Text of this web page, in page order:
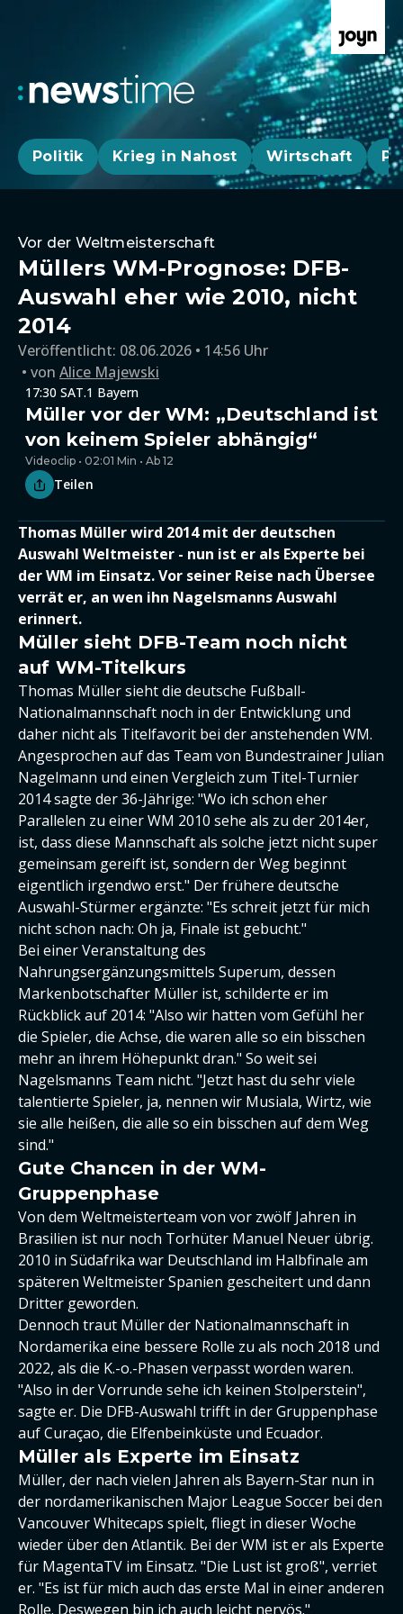
Politik Krieg in Nahost Wirtschaft
Vor der Weltmeisterschaft
Müllers WM-Prognose: DFB-
Auswahl eher wie 2010, nicht
2014
Veröffentlicht: 08.06.2026 • 14:56 Uhr
von Alice Majewski
17:30 SAT.1 Bayern
Müller vor der WM: „Deutschland ist
von keinem Spieler abhängig“
Videoclip • 02:01 Min • Ab 12
Teilen
Thomas Müller wird 2014 mit der deutschen
Auswahl Weltmeister - nun ist er als Experte bei
der WM im Einsatz. Vor seiner Reise nach Übersee
verrät er, an wen ihn Nagelsmanns Auswahl
erinnert.
Müller sieht DFB-Team noch nicht
auf WM-Titelkurs
Thomas Müller sieht die deutsche Fußball-
Nationalmannschaft noch in der Entwicklung und
daher nicht als Titelfavorit bei der anstehenden WM.
Angesprochen auf das Team von Bundestrainer Julian
Nagelmann und einen Vergleich zum Titel-Turnier
2014 sagte der 36-Jährige: "Wo ich schon eher
Parallelen zu einer WM 2010 sehe als zu der 2014er,
ist, dass diese Mannschaft als solche jetzt nicht super
gemeinsam gereift ist, sondern der Weg beginnt
eigentlich irgendwo erst." Der frühere deutsche
Auswahl-Stürmer ergänzte: "Es schreit jetzt für mich
nicht schon nach: Oh ja, Finale ist gebucht."
Bei einer Veranstaltung des
Nahrungsergänzungsmittels Superum, dessen
Markenbotschafter Müller ist, schilderte er im
Rückblick auf 2014: "Also wir hatten vom Gefühl her
die Spieler, die Achse, die waren alle so ein bisschen
mehr an ihrem Höhepunkt dran." So weit sei
Nagelsmanns Team nicht. "Jetzt hast du sehr viele
talentierte Spieler, ja, nennen wir Musiala, Wirtz, wie
sie alle heißen, die alle so ein bisschen auf dem Weg
sind."
Gute Chancen in der WM-
Gruppenphase
Von dem Weltmeisterteam von vor zwölf Jahren in
Brasilien ist nur noch Torhüter Manuel Neuer übrig.
2010 in Südafrika war Deutschland im Halbfinale am
späteren Weltmeister Spanien gescheitert und dann
Dritter geworden.
Dennoch traut Müller der Nationalmannschaft in
Nordamerika eine bessere Rolle zu als noch 2018 und
2022, als die K.-o.-Phasen verpasst worden waren.
"Also in der Vorrunde sehe ich keinen Stolperstein",
sagte er. Die DFB-Auswahl trifft in der Gruppenphase
auf Curaçao, die Elfenbeinküste und Ecuador.
Müller als Experte im Einsatz
Müller, der nach vielen Jahren als Bayern-Star nun in
der nordamerikanischen Major League Soccer bei den
Vancouver Whitecaps spielt, fliegt in dieser Woche
wieder über den Atlantik. Bei der WM ist er als Experte
für MagentaTV im Einsatz. "Die Lust ist groß", verriet
er. "Es ist für mich auch das erste Mal in einer anderen
Rolle. Deswegen bin ich auch leicht nervös."